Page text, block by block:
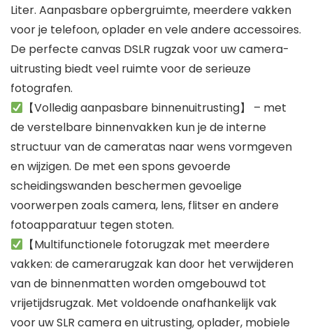
Liter. Aanpasbare opbergruimte, meerdere vakken
voor je telefoon, oplader en vele andere accessoires.
De perfecte canvas DSLR rugzak voor uw camera-
uitrusting biedt veel ruimte voor de serieuze
fotografen.
【Volledig aanpasbare binnenuitrusting】 – met
de verstelbare binnenvakken kun je de interne
structuur van de cameratas naar wens vormgeven
en wijzigen. De met een spons gevoerde
scheidingswanden beschermen gevoelige
voorwerpen zoals camera, lens, flitser en andere
fotoapparatuur tegen stoten.
【Multifunctionele fotorugzak met meerdere
vakken: de camerarugzak kan door het verwijderen
van de binnenmatten worden omgebouwd tot
vrijetijdsrugzak. Met voldoende onafhankelijk vak
voor uw SLR camera en uitrusting, oplader, mobiele